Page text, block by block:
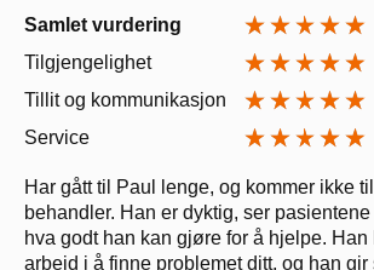
Samlet vurdering
Tilgjengelighet
Tillit og kommunikasjon
Service
Har gått til Paul lenge, og kommer ikke
behandler. Han er dyktig, ser
hva godt han kan gjøre for å hjelpe.
arbeid i å finne problemet ditt, og han